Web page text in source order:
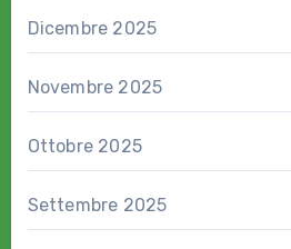
Dicembre 2025
Novembre 2025
Ottobre 2025
Settembre 2025